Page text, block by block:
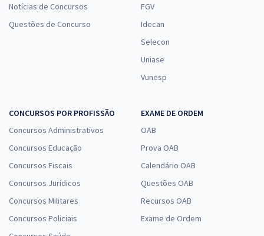
Notícias de Concursos
Questões de Concurso
FGV
Idecan
Selecon
Uniase
Vunesp
CONCURSOS POR PROFISSÃO
Concursos Administrativos
Concursos Educação
Concursos Fiscais
Concursos Jurídicos
Concursos Militares
Concursos Policiais
EXAME DE ORDEM
OAB
Prova OAB
Calendário OAB
Questões OAB
Recursos OAB
Exame de Ordem